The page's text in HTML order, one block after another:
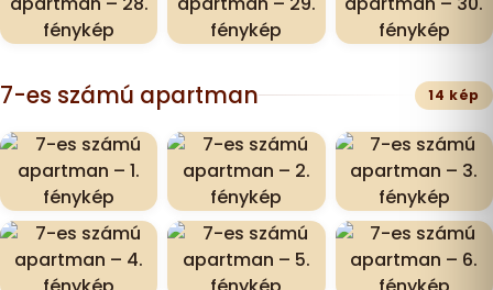
7-es számú apartman 14 kép